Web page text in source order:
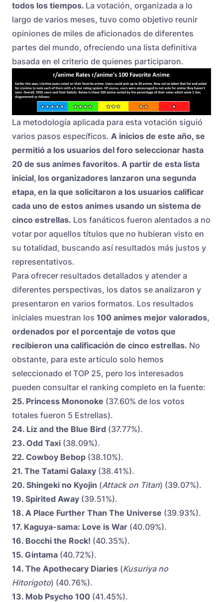
todos los tiempos. La votación, organizada a lo
largo de varios meses, tuvo como objetivo reunir
opiniones de miles de aficionados de diferentes
partes del mundo, ofreciendo una lista definitiva
basada en el criterio de quienes participaron.
La metodología aplicada para esta votación siguió
varios pasos específicos. A inicios de este año, se
permitió a los usuarios del foro seleccionar hasta
20 de sus animes favoritos. A partir de esta lista
inicial, los organizadores lanzaron una segunda
etapa, en la que solicitaron a los usuarios calificar
cada uno de estos animes usando un sistema de
cinco estrellas. Los fanáticos fueron alentados a no
votar por aquellos títulos que no hubieran visto en
su totalidad, buscando así resultados más justos y
representativos.
Para ofrecer resultados detallados y atender a
diferentes perspectivas, los datos se analizaron y
presentaron en varios formatos. Los resultados
iniciales muestran los 100 animes mejor valorados,
ordenados por el porcentaje de votos que
recibieron una calificación de cinco estrellas. No
obstante, para este artículo solo hemos
seleccionado el TOP 25, pero los interesados
pueden consultar el ranking completo en la fuente:
25. Princess Mononoke (37.60% de los votos
totales fueron 5 Estrellas).
24. Liz and the Blue Bird (37.77%).
23. Odd Taxi (38.09%).
22. Cowboy Bebop (38.10%).
21. The Tatami Galaxy (38.41%).
20. Shingeki no Kyojin (Attack on Titan) (39.07%).
19. Spirited Away (39.51%).
18. A Place Further Than The Universe (39.93%).
17. Kaguya-sama: Love is War (40.09%).
16. Bocchi the Rock! (40.35%).
15. Gintama (40.72%).
14. The Apothecary Diaries (Kusuriya no
Hitorigoto) (40.76%).
13. Mob Psycho 100 (41.45%).